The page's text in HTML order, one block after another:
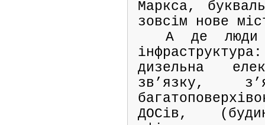
Маркса,
зовсім нове
А де
дизельна
зв’язку,
ДОСів,